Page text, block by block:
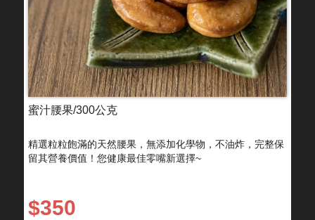
蜜汁腰果/300公克
精選粒粒飽滿的天然腰果，無添加化學物，不油炸，完整保
留其營養價值！您健康最佳零嘴新選擇~
$350